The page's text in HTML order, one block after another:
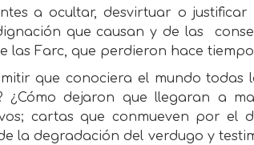
a ocultar, desvirtuar o
que causan y de las
las Farc, que perdieron hace
que conociera el mundo todas
¿Cómo dejaron que llegaran a
cartas que conmueven por el
la degradación del verdugo y